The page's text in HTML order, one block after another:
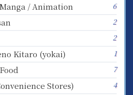
/ Animation 6
2
2
Kitaro (yokai) 1
7
Stores) 4